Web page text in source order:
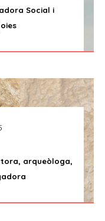
Social i
arqueòloga,